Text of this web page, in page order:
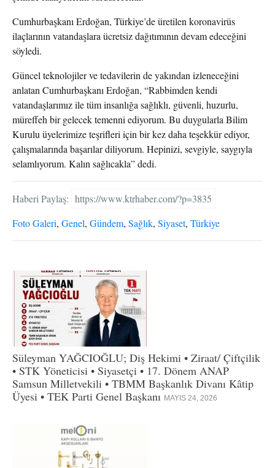
Cumhurbaşkanı Erdoğan, Türkiye’de üretilen koronavirüs
ilaçlarının vatandaşlara ücretsiz dağıtımının devam edeceğini
söyledi.
Güncel teknolojiler ve tedavilerin de yakından izleneceğini
anlatan Cumhurbaşkanı Erdoğan, “Rabbimden kendi
vatandaşlarımız ile tüm insanlığa sağlıklı, güvenli, huzurlu,
müreffeh bir gelecek temenni ediyorum. Bu duygularla Bilim
Kurulu üyelerimize teşrifleri için bir kez daha teşekkür ediyor,
çalışmalarında başarılar diliyorum. Hepinizi, sevgiyle, saygıyla
selamlıyorum. Kalın sağlıcakla” dedi.
Haberi Paylaş: https://www.ktrhaber.com/?p=3835
Foto Galeri, Genel, Gündem, Sağlık, Siyaset, Türkiye
Süleyman YAĞCIOĞLU; Diş Hekimi • Ziraat/ Çiftçilik
• STK Yöneticisi • Siyasetçi • 17. Dönem ANAP
Samsun Milletvekili • TBMM Başkanlık Divanı Kâtip
Üyesi • TEK Parti Genel Başkanı MAYIS 24, 2026